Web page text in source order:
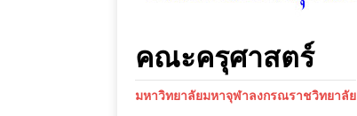
คณะครุศาสตร์
มหาวิทยาลัยมหาจุฬาลงกรณราชวิทยาลัย